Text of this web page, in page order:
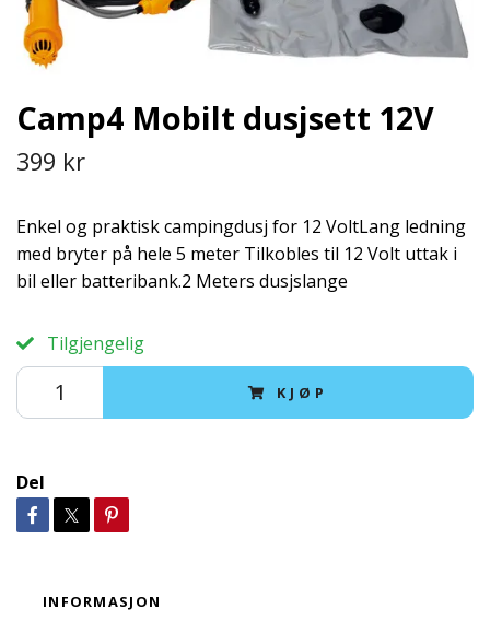
Camp4 Mobilt dusjsett 12V
399 kr
Enkel og praktisk campingdusj for 12 VoltLang ledning
med bryter på hele 5 meter Tilkobles til 12 Volt uttak i
bil eller batteribank.2 Meters dusjslange
Tilgjengelig
KJØP
Del
INFORMASJON